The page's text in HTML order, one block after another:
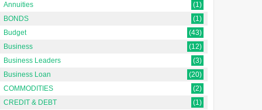
Annuities
(1)
BONDS
(1)
Budget
(43)
Business
(12)
Business Leaders
(3)
Business Loan
(20)
COMMODITIES
(2)
CREDIT & DEBT
(1)